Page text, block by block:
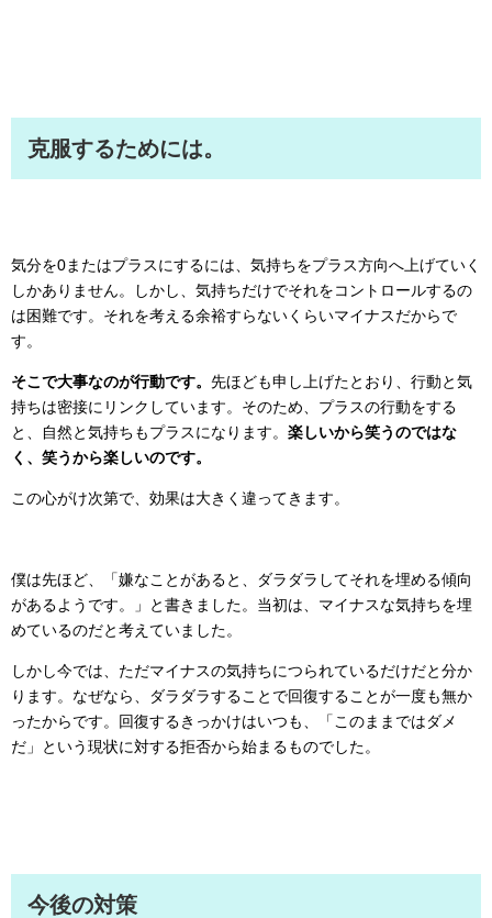
克服するためには。
気分を0またはプラスにするには、気持ちをプラス方向へ上げていく
しかありません。しかし、気持ちだけでそれをコントロールするの
は困難です。それを考える余裕すらないくらいマイナスだからで
す。
そこで大事なのが行動です。 先ほども申し上げたとおり、行動と気
持ちは密接にリンクしています。そのため、プラスの行動をする
と、自然と気持ちもプラスになります。 楽しいから笑うのではな
く、笑うから楽しいのです。
この心がけ次第で、効果は大きく違ってきます。
僕は先ほど、「嫌なことがあると、ダラダラしてそれを埋める傾向
があるようです。」と書きました。当初は、マイナスな気持ちを埋
めているのだと考えていました。
しかし今では、ただマイナスの気持ちにつられているだけだと分か
ります。なぜなら、ダラダラすることで回復することが一度も無か
ったからです。回復するきっかけはいつも、「このままではダメ
だ」という現状に対する拒否から始まるものでした。
今後の対策